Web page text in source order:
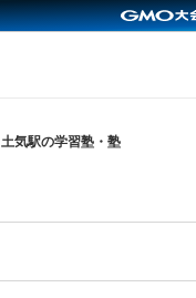
土気駅の学習塾・塾